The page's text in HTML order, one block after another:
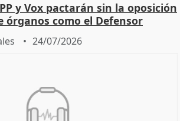
y Vox pactarán sin la oposición
órganos como el Defensor
24/07/2026